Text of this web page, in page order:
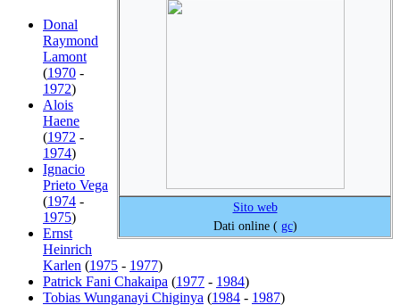
Sito web
Dati online ( gc)
Donal
Raymond
Lamont
(1970 -
1972)
Alois
Haene
(1972 -
1974)
Ignacio
Prieto Vega
(1974 -
1975)
Ernst
Heinrich
Karlen (1975 - 1977)
Patrick Fani Chakaipa (1977 - 1984)
Tobias Wunganayi Chiginya (1984 - 1987)